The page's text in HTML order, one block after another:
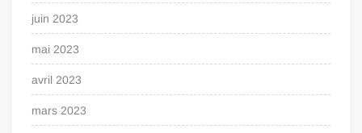
juin 2023
mai 2023
avril 2023
mars 2023